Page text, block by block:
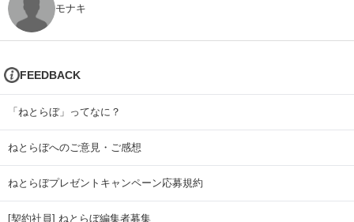
モナキ
FEEDBACK
「ねとらぼ」ってなに？
ねとらぼへのご意見・ご感想
ねとらぼプレゼントキャンペーン応募規約
[契約社員] ねとらぼ編集者募集